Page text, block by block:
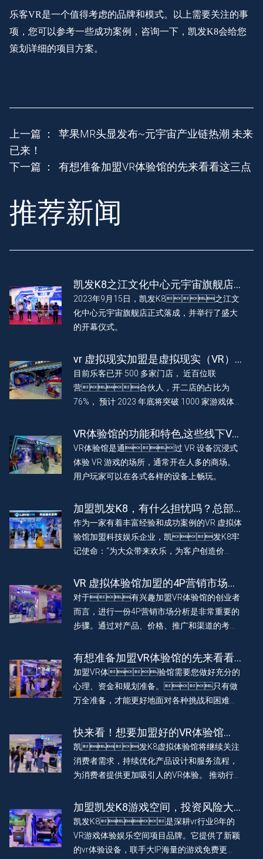
乐客VR是一个值得考虑的品牌和模式。以上需要关注的事
项，您可以参考一些成功案例，咨询一下，凯发K8会给您
策划详细的项目方案。
上一篇 ： 苹果MR头显发布~元宇宙产业链热潮 未来
已来！
下一篇 ： 有想准备加盟VR体验馆的先来看看这三点
推荐新闻
凯发K8之江文化中心元宇宙旗舰店
正式落成 盛大开幕
2023年9月15日，凯发K8之江文
化中心元宇宙旗舰店正式落成，并举行了盛大
的开幕仪式。
vr 虚拟现实加盟是虚拟现实（VR）
技术的商业化突破点吗？
目前乐客已开 500 多家门店， 近百位联
营合伙人，开二店的占比为
76%， 预计 2023 年底将突破 1000 家游戏体
千店联营”大计。
VR体验馆的功能和特色,这些线下VR
体验馆你去过吗?
VR体验馆是通过 VR 设备沉浸式
体验 VR 游戏的场所，通常开在人多的商场。
用户玩家可以在各式各样的设备上畅玩。
加盟凯发K8，有什么担忧吗？总部
会扶持吗？
作为一家有着丰富经验和成功案例的VR 虚拟体
验馆加盟科技娱乐企业，凯发K8牢
记使命：“为大众带来欢乐，为客户创造价
户的信任和支持。因此，凯发K8保持开放、透
明的态度，与客户共同成长，共同迎接VR科技
带来的美好红利。
VR 虚拟体验馆加盟的4P营销市场分
析
对于有兴趣加盟VR体验馆的创业者
而言，进行一份4P营销市场分析是非常重要的
步骤。通过对产品、价格、推广和渠道的考
定出有效的营销策略与可行的项目规划。
有想准备加盟VR体验馆的先来看看
这三点
加盟VR体验馆需要您做好充分的
心理、资金和规划准备。只有做
万全准备，才能更好地面对各种挑战和困难，
凯发K8将竭诚为您服务。
快来看！想要加盟好的VR体验馆
吗？这个加盟机构可靠又赚钱！
凯发K8虚拟体验馆将继续关注
消费者需求，持续优化产品设计和服务流程，
为消费者提供更加吸引人的VR体验。 推动行业
游戏体验。为加盟投资者创造利润，2023 年底
预计店铺突破 1000 家，做一个vr行业伟大的
公司。
加盟凯发K8游戏空间，投资风险大
不大？一文看懂！
凯发K8是深耕vr行业8年的
VR游戏体验娱乐空间项目品牌。它提供了新颖
的vr体验设备，联手大IP海量的游戏免费更